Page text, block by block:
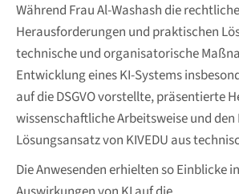
Während Frau Al-Washash die
Herausforderungen und praktischen
technische und organisatorische
Entwicklung eines KI-Systems
auf die DSGVO vorstellte, präsentierte
wissenschaftliche Arbeitsweise und den
Lösungsansatz von KIVEDU aus
Die Anwesenden erhielten so Einblicke